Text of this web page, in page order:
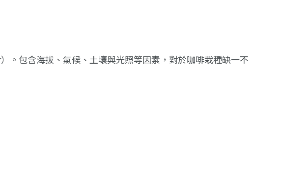
。包含海拔、氣候、土壤與光照等因素，對於咖啡栽種缺一不